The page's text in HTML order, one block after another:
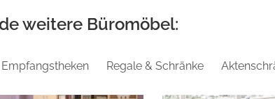
weitere Büromöbel:
Empfangstheken Regale & Schränke